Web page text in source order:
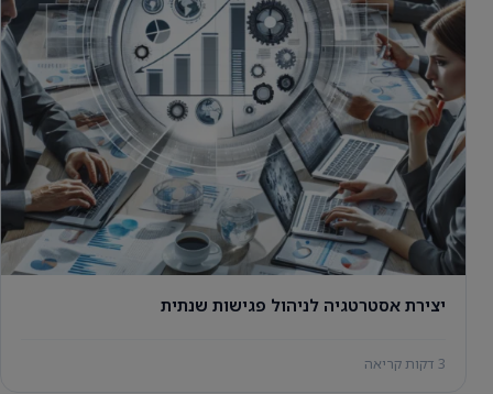
יצירת אסטרטגיה לניהול פגישות שנתית
3 דקות קריאה